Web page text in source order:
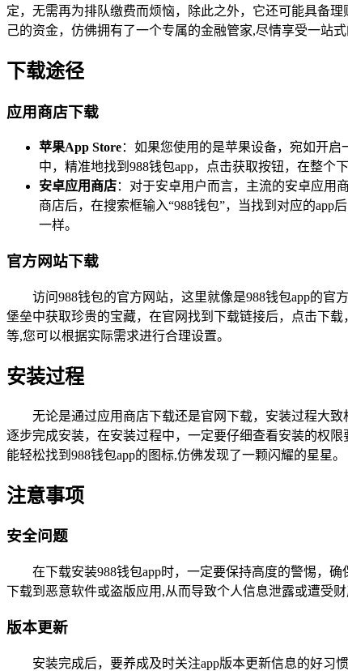
定，无需再为排队缴费而烦恼，除此之外，它还可能具备
己的资金，仿佛拥有了一个专属的金融管家,尽情享受一站式
下载途径
应用商店下载
苹果App Store：如果您使用的是苹果设备，宛如开
中，精准地找到988钱包app，点击获取按钮，在整个
安卓应用商店：对于安卓用户而言，主流的安卓应用
商店后，在搜索框输入“988钱包”，当找到对应的app
一样。
官方网站下载
访问988钱包的官方网站，这里就像是988钱包app的
堡垒中获取珍贵的宝藏，在官网找到下载链接后，点击下
等,您可以根据实际需求进行合理设置。
安装过程
无论是通过应用商店下载还是官网下载，安装过程大
逐步完成安装，在安装过程中，一定要仔细查看安装的权
能轻松找到988钱包app的图标,仿佛发现了一颗闪耀的星星。
注意事项
安全问题
在下载安装988钱包app时，一定要保持高度的警惕，
下载到恶意软件或盗版应用,从而导致个人信息泄露或遭受财
版本更新
安装完成后，要养成及时关注app版本更新信息的好习